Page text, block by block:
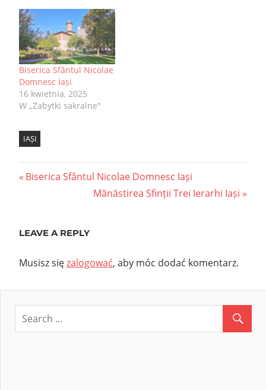
Biserica Sfântul Nicolae
Domnesc Iași
16 kwietnia, 2025
W „Zabytki sakralne"
IAȘI
Nawigacja
Previous
Biserica Sfântul Nicolae Domnesc Iași
Next
Mănăstirea Sfinții Trei Ierarhi Iași
LEAVE A REPLY
Musisz sięzalogować, aby móc dodać komentarz.